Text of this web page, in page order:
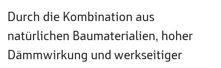
Durch die Kombination aus
natürlichen Baumaterialien, hoher
Dämmwirkung und werkseitiger